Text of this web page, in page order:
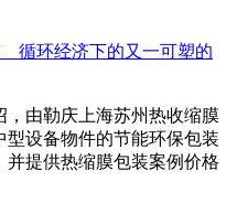
循环经济下的又一可塑的
由勒庆上海苏州热收缩膜
设备物件的节能环保包装
提供热缩膜包装案例价格